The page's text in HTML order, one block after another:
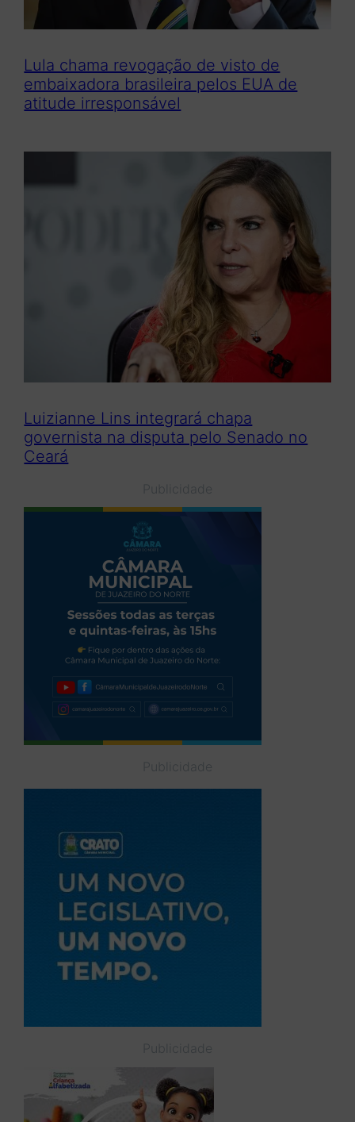
Lula chama revogação de visto de
embaixadora brasileira pelos EUA de
atitude irresponsável
Luizianne Lins integrará chapa
governista na disputa pelo Senado no
Ceará
Publicidade
Publicidade
Publicidade